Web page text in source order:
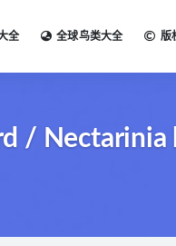
全 全球鸟类大全 版
/ Nectarinia